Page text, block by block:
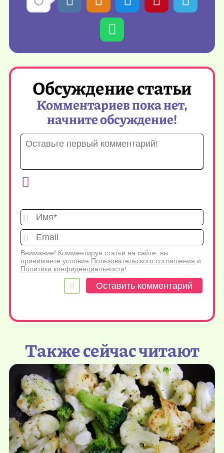
Обсуждение статьи
Комментариев пока нет,
начните обсуждение!
Имя*
Внимание! Комментируя статьи на сайте, вы
принимаете условия Пользовательского соглашения и
Политики конфиденциальности!
Также сейчас читают